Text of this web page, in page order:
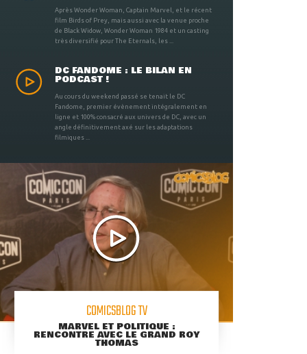
Après Wonder Woman, Captain Marvel, et le récent
film Birds of Prey, mais aussi avec la venue proche
de Black Widow, Wonder Woman 1984 et un casting
très diversifié pour The Eternals, les ...
DC FANDOME : LE BILAN EN
PODCAST !
Au cours du weekend passé se tenait le DC
Fandome, premier évènement intégralement en
ligne et 100% consacré aux univers de DC, avec un
angle définitivement axé sur les adaptations
filmiques ...
COMICSBLOG TV
MARVEL ET POLITIQUE :
RENCONTRE AVEC LE GRAND ROY
THOMAS